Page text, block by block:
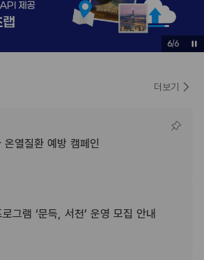
6/6
열질환 예방 캠페인
그램 ‘문득, 서천’ 운영 모집 안내
더보기